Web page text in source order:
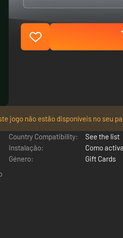
jogo não estão disponíveis no seu
Country Compatibility:
See the list
Instalação:
Como
Género:
Gift Cards